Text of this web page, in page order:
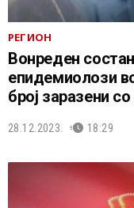
РЕГИОН
Вонреден
епидемиолози
број заразени
28.12.2023. 18:29